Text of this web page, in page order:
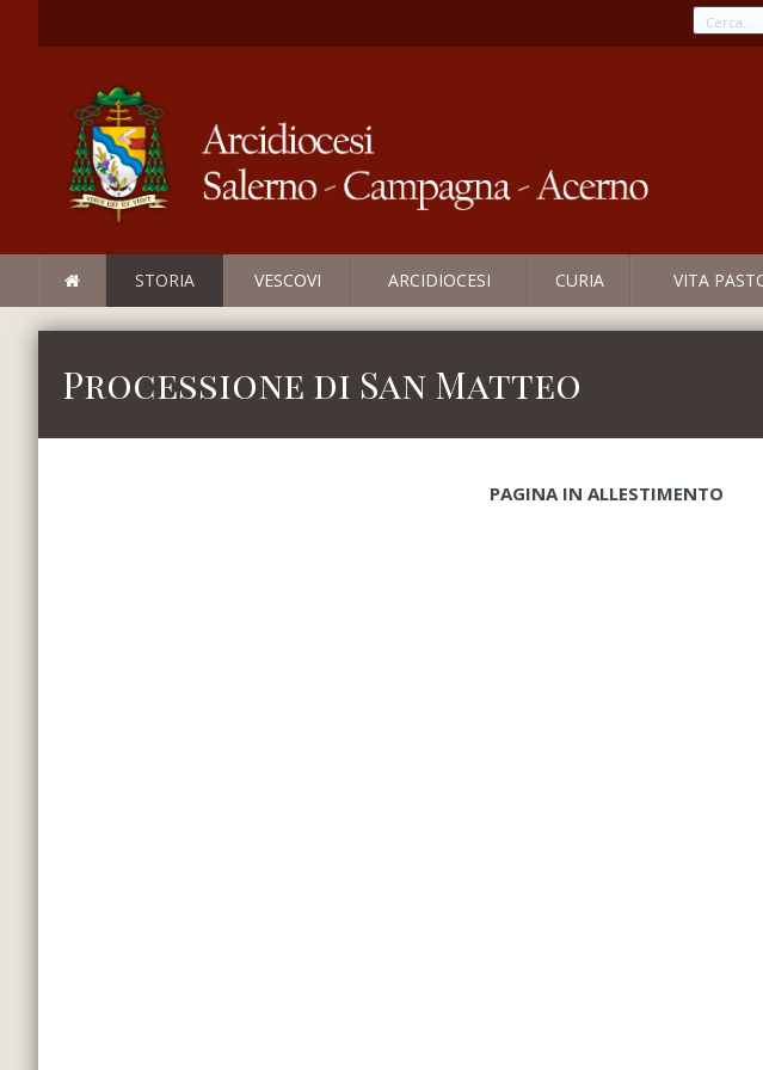
STORIA VESCOVI ARCIDIOCESI CURIA VITA
Processione di San Matteo
PAGINA IN ALLESTIMENTO